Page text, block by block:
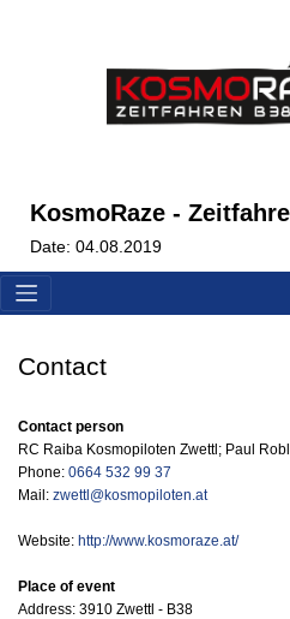
KosmoRaze -
Date: 04.08.2019
Contact
Contact person
RC Raiba Kosmopiloten Zwettl; Paul Robl
Phone: 0664 532 99 37
Mail: zwettl@kosmopiloten.at
Website: http://www.kosmoraze.at/
Place of event
Address: 3910 Zwettl - B38